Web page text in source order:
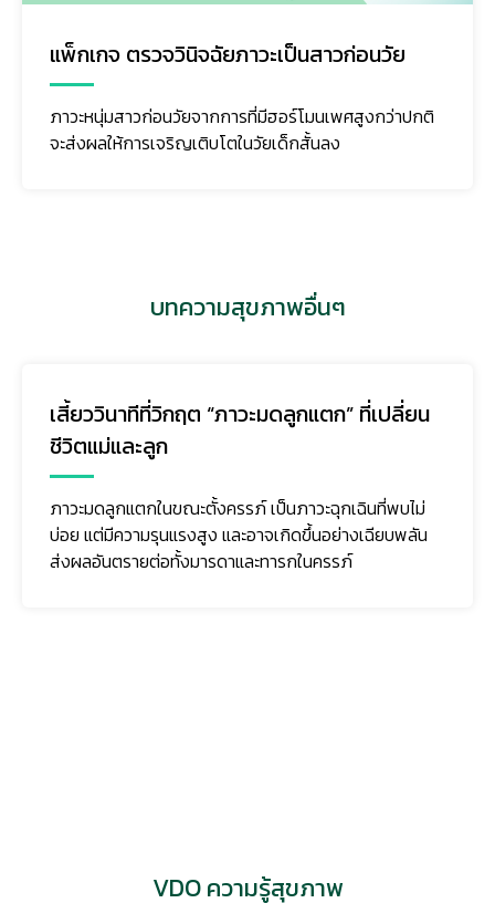
แพ็กเกจ ตรวจวินิจฉัยภาวะเป็นสาวก่อนวัย
ภาวะหนุ่มสาวก่อนวัยจากการที่มีฮอร์โมนเพศสูงกว่าปกติ
จะส่งผลให้การเจริญเติบโตในวัยเด็กสั้นลง
บทความสุขภาพอื่นๆ
เสี้ยววินาทีที่วิกฤต “ภาวะมดลูกแตก” ที่เปลี่ยน
ชีวิตแม่และลูก
ภาวะมดลูกแตกในขณะตั้งครรภ์ เป็นภาวะฉุกเฉินที่พบไม่
บ่อย แต่มีความรุนแรงสูง และอาจเกิดขึ้นอย่างเฉียบพลัน
ส่งผลอันตรายต่อทั้งมารดาและทารกในครรภ์
VDO ความรู้สุขภาพ